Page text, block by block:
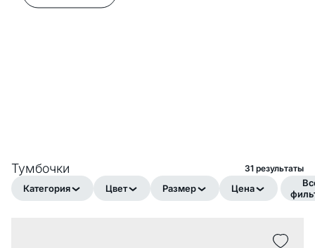
Тумбочки 31 pезультаты
Категория Цвет Размер Цена